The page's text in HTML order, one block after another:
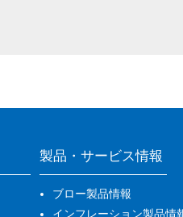
製品・サービス情報
ブロー製品情報
インフレーション製品情